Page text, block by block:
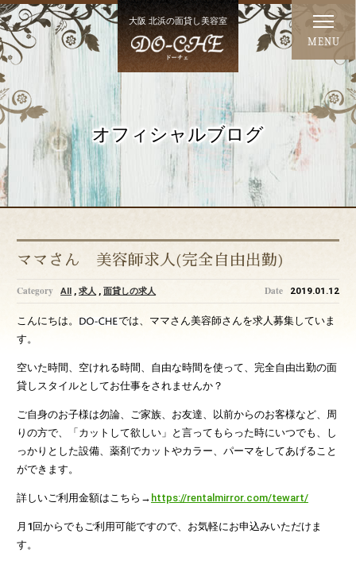
大阪 北浜の面貸し美容室
オフィシャルブログ
MENU
ママさん 美容師求人(完全自由出勤)
2019.01.12
AII ,求人 ,面貸しの求人
こんにちは。
では、ママさん美容師さんを求人募集していま
す。
空いた時間、空けれる時間、自由な時間を使って、完全自由出勤の面
貸しスタイルとしてお仕事をされませんか？
ご自身のお子様は勿論、ご家族、お友達、以前からのお客様など、周
りの方で、「カットして欲しい」と言ってもらった時にいつでも、し
っかりとした設備、薬剤でカットやカラー、パーマをしてあげること
ができます。
詳しいご利用金額はこちら→ https://rentalmirror.com/tewart/
月1回からでもご利用可能ですので、お気軽にお申込みいただけま
す。